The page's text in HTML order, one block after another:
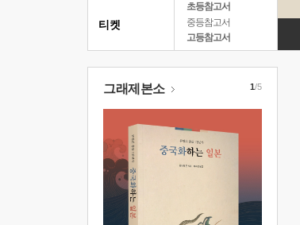
초등참고서
중등참고서
고등참고서
티켓
그래제본소 1/5